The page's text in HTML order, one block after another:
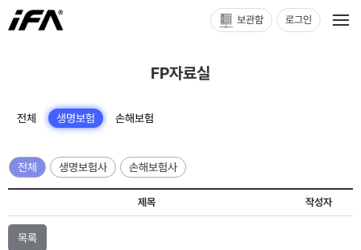
보관함 로그인
FP자료실
전체 생명보험 손해보험
전체 생명보험사 손해보험사
제목 작성자
목록